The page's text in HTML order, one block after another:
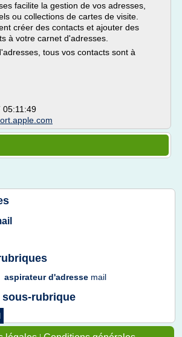
facilite la gestion de vos adresses,
ou collections de cartes de visite.
créer des contacts et ajouter des
à votre carnet d'adresses.
tous vos contacts sont à
05:11:49
aspirateur d'adresse mail
sous-rubrique